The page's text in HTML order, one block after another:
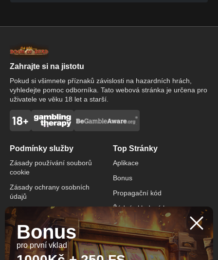
Bonus
pro první vklad
Zahrajte si na jistotu
Pokud si všimnete příznaků závislosti na hazardních hrách,
vyhledejte pomoc odborníka. Tato webová stránka je určena pro
uživatele ve věku 18 let a starší.
Podmínky služby
Zásady používání souborů
cookie
Zásady ochrany osobních
údajů
Obchodní podmínky
Odpovědné hraní
Top Stránky
Aplikace
Bonus
Propagační kód
Žádný vkladový bonus
Kontakty